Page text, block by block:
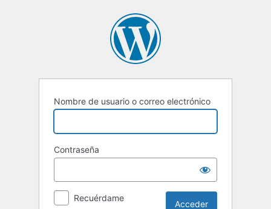
Nombre de usuario o correo electrónico
Contraseña
Recuérdame